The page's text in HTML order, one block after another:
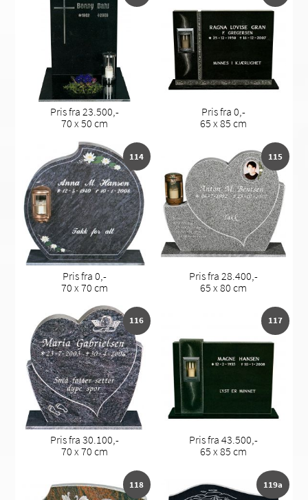
Pris fra 23.500,-
70 x 50 cm
Pris fra 0,-
65 x 85 cm
114
Pris fra 0,-
70 x 70 cm
115
Pris fra 28.400,-
65 x 80 cm
116
Pris fra 30.100,-
70 x 70 cm
117
Pris fra 43.500,-
65 x 85 cm
118 119a